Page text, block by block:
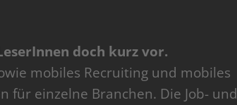
doch kurz vor.
mobiles Recruiting und mobiles
für einzelne Branchen. Die Job- und